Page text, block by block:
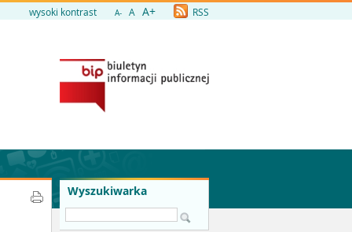
wysoki kontrast A- A A+ RSS
Wyszukiwarka